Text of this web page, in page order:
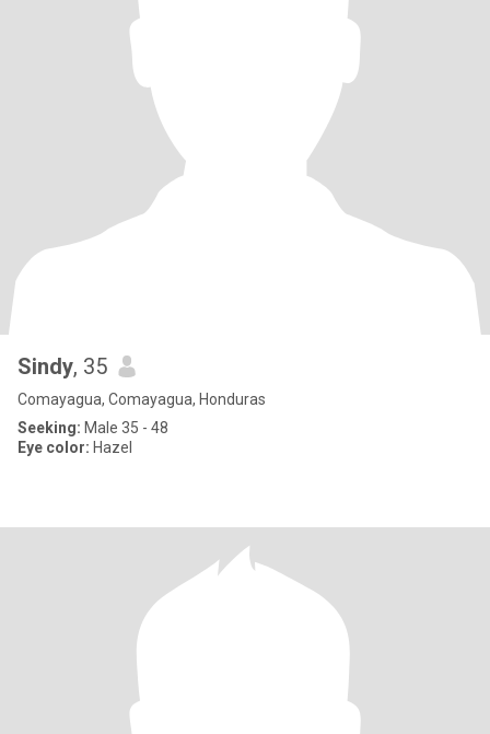
Sindy, 35
Comayagua, Comayagua, Honduras
Seeking: Male 35 - 48
Eye color: Hazel